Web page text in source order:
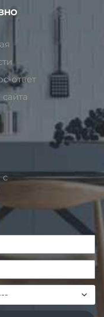
ответ
с